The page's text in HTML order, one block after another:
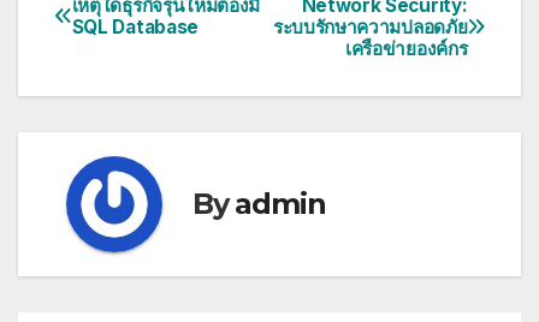
แนะแนว
Network Security:
ระบบรักษาความปลอดภัย
เครือข่ายองค์กร
เหตุใดธุรกิจรุ่นใหม่ต้องมี
SQL Database
Byadmin